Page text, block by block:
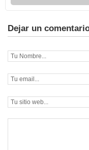
Dejar un